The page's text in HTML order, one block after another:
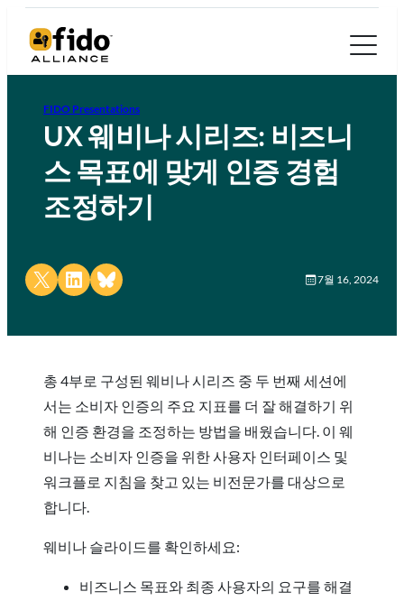
FIDO Presentations
UX 웨비나 시리즈: 비즈니
스 목표에 맞게 인증 경험
조정하기
Share on X Share on LinkedIn
Share on Bluesky 7월 16, 2024
총 4부로 구성된 웨비나 시리즈 중 두 번째 세션에
서는 소비자 인증의 주요 지표를 더 잘 해결하기 위
해 인증 환경을 조정하는 방법을 배웠습니다. 이 웨
비나는 소비자 인증을 위한 사용자 인터페이스 및
워크플로 지침을 찾고 있는 비전문가를 대상으로
합니다.
웨비나 슬라이드를 확인하세요:
비즈니스 목표와 최종 사용자의 요구를 해결